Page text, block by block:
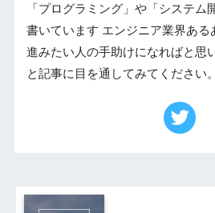
「プログラミング」や「システム
書いています エンジニア業界ある
進みたい人の手助けになればと思
と記事に目を通してみてください。